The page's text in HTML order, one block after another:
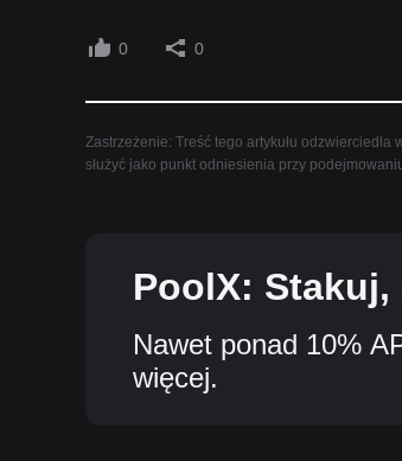
0 0
Zastrzeżenie: Treść tego artykułu odzwierciedla
służyć jako punkt odniesienia przy
PoolX:
Nawet ponad 10%
więcej.